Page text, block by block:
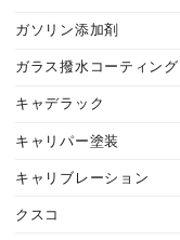
ガソリン添加剤
ガラス撥水コーティング
キャデラック
キャリパー塗装
キャリブレーション
クスコ